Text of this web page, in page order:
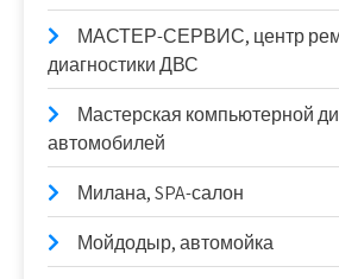
МАСТЕР-СЕРВИС, центр
диагностики ДВС
Мастерская компьютерной
автомобилей
Милана, SPA-салон
Мойдодыр, автомойка